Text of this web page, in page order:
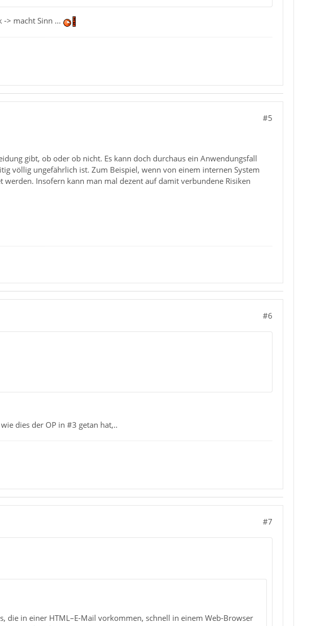
> macht Sinn ...
#5
gibt, ob oder ob nicht. Es kann doch durchaus ein Anwendungsfall
völlig ungefährlich ist. Zum Beispiel, wenn von einem internen System
Insofern kann man mal dezent auf damit verbundene Risiken
#6
dies der OP in #3 getan hat,..
#7
die in einer HTML–E-Mail vorkommen, schnell in einem Web-Browser